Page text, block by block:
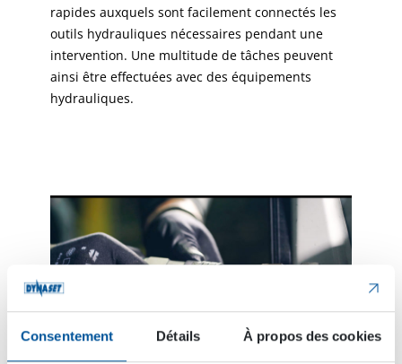
Consentement Détails À propos des cookies
rapides auxquels sont facilement connectés les
outils hydrauliques nécessaires pendant une
intervention. Une multitude de tâches peuvent
ainsi être effectuées avec des équipements
hydrauliques.